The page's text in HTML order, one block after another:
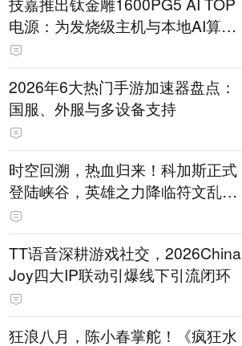
电源：为发烧级主机与本地AI算力
打造旗舰供电方案
2026年6大热门手游加速器盘点：
国服、外服与多设备支持
时空回溯，热血归来！科加斯正式
登陆峡谷，英雄之力降临符文乱
斗！
TT语音深耕游戏社交，2026China
Joy四大IP联动引爆线下引流闭环
狂浪八月，陈小春掌舵！《疯狂水